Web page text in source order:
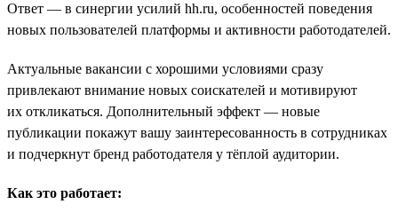
Ответ — в синергии усилий hh.ru, особенностей поведения
новых пользователей платформы и активности работодателей.
Актуальные вакансии с хорошими условиями сразу
привлекают внимание новых соискателей и мотивируют
их откликаться. Дополнительный эффект — новые
публикации покажут вашу заинтересованность в сотрудниках
и подчеркнут бренд работодателя у тёплой аудитории.
Как это работает: